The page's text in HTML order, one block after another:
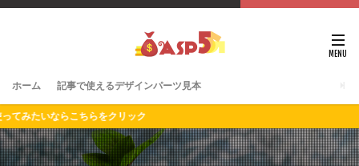
ホーム 記事で使えるデザインパーツ見本
クリック